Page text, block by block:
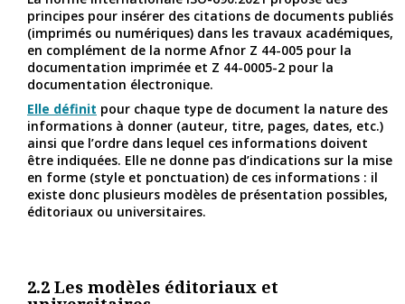
principes pour insérer des citations de documents publiés
(imprimés ou numériques) dans les travaux académiques,
en complément de la norme Afnor Z 44-005 pour la
documentation imprimée et Z 44-0005-2 pour la
documentation électronique.
Elle définit pour chaque type de document la nature des
informations à donner (auteur, titre, pages, dates, etc.)
ainsi que l’ordre dans lequel ces informations doivent
être indiquées. Elle ne donne pas d’indications sur la mise
en forme (style et ponctuation) de ces informations : il
existe donc plusieurs modèles de présentation possibles,
éditoriaux ou universitaires.
2.2 Les modèles éditoriaux et